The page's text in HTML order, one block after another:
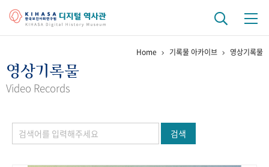
걸어온 길 기관 변천사
정책과 연구 키워드로 보는 연구 역사
연구자들
Home 기록물 아카이브 영상기록물
영상기록물
Video Records
검색